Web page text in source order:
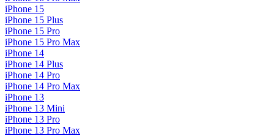
iPhone 15
iPhone 15 Plus
iPhone 15 Pro
iPhone 15 Pro Max
iPhone 14
iPhone 14 Plus
iPhone 14 Pro
iPhone 14 Pro Max
iPhone 13
iPhone 13 Mini
iPhone 13 Pro
iPhone 13 Pro Max